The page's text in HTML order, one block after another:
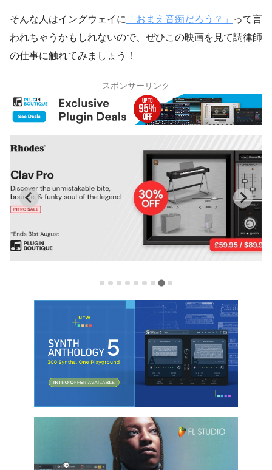
そんな人はイングウェイに 「おまえ音痴だろう？」
って言
われちゃうかもしれないので、ぜひこの映画を見て調律師
の仕事に触れてみましょう！
スポンサーリンク